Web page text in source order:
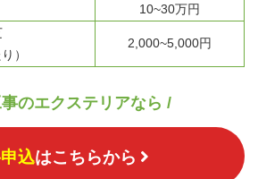
10~30万円
）
2,000~5,000円
のエクステリアなら /
込はこちらから